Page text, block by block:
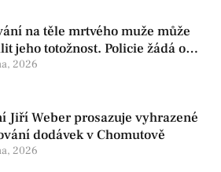
na těle mrtvého muže může
jeho totožnost. Policie žádá o
2026
Jiří Weber prosazuje vyhrazené
dodávek v Chomutově
2026